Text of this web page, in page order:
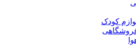
کودک
فروشگاهی